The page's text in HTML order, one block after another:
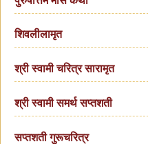
शिवलीलामृत
श्री स्वामी चरित्र सारामृत
श्री स्वामी समर्थ सप्तशती
सप्तशती गुरूचरित्र